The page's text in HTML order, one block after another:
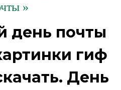
»
день почты
гиф
День